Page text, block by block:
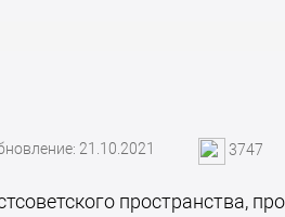
21.10.2021 3747
пространства,